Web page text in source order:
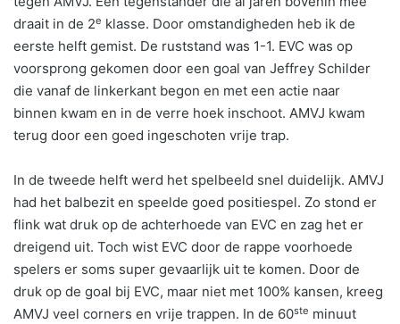
draait in de 2e klasse. Door omstandigheden heb ik de
eerste helft gemist. De ruststand was 1-1. EVC was op
voorsprong gekomen door een goal van Jeffrey Schilder
die vanaf de linkerkant begon en met een actie naar
binnen kwam en in de verre hoek inschoot. AMVJ kwam
terug door een goed ingeschoten vrije trap.
In de tweede helft werd het spelbeeld snel duidelijk. AMVJ
had het balbezit en speelde goed positiespel. Zo stond er
flink wat druk op de achterhoede van EVC en zag het er
dreigend uit. Toch wist EVC door de rappe voorhoede
spelers er soms super gevaarlijk uit te komen. Door de
druk op de goal bij EVC, maar niet met 100% kansen, kreeg
AMVJ veel corners en vrije trappen. In de 60ste minuut